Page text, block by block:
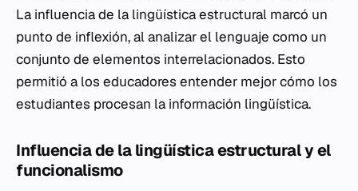
La influencia de la lingüística estructural marcó un
punto de inflexión, al analizar el lenguaje como un
conjunto de elementos interrelacionados. Esto
permitió a los educadores entender mejor cómo los
estudiantes procesan la información lingüística.
Influencia de la lingüística estructural y el
funcionalismo